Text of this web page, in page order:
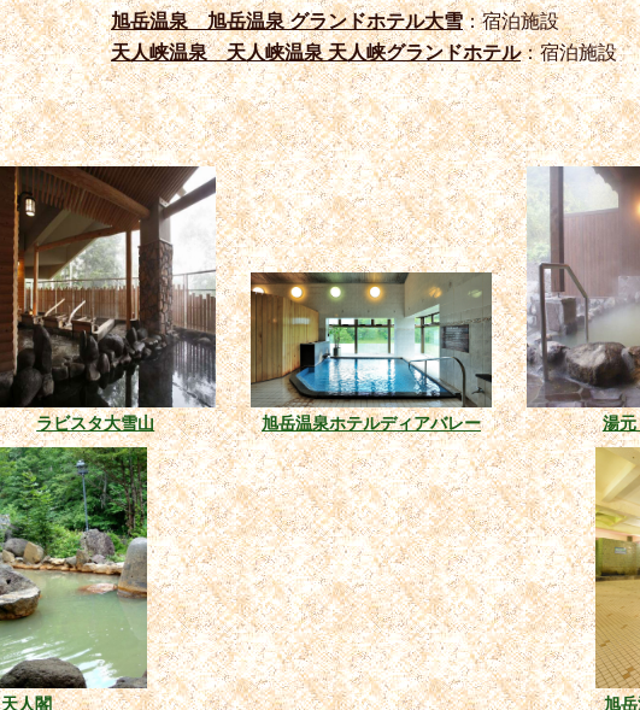
旭岳温泉 旭岳温泉 グランドホテル大雪：宿泊施設
天人峡温泉 天人峡温泉 天人峡グランドホテル：宿泊施設
ラビスタ大雪山 旭岳温泉ホテルディアバレー 湯元
天人閣 旭